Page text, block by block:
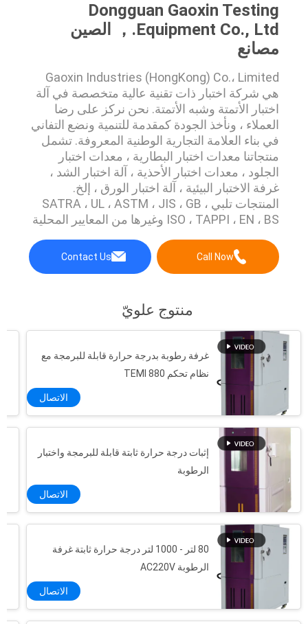
Dongguan Gaoxin Testing
Equipment Co., Ltd.， الصين
مصانع
Gaoxin Industries (HongKong) Co.، Limited
هي شركة اختبار ذات تقنية عالية متخصصة في آلة
اختبار الأتمتة وشبه الأتمتة. نحن نركز على رضا
العملاء ، ونأخذ الجودة كمقدمة للتنمية ونضع التفاني
في بناء العلامة التجارية الوطنية المعروفة. تشمل
منتجاتنا معدات اختبار البطارية ، معدات اختبار
الجلود ، معدات اختبار الأحذية ، آلة اختبار الشد ،
غرفة الاختبار البيئية ، آلة اختبار الورق ، إلخ.
المنتجات تلبي SATRA ، UL ، ASTM ، JIS ، GB ،
ISO ، TAPPI ، EN ، BS وغيرها من المعايير المحلية
الابتكار التكنولوجي ". فريقنا مؤهل جيدًا ومبتكر
يتكون من مهندسين وموظفين مب...
Call Now
Contact Us
منتوج علويّ
غرفة رطوبة بدرجة حرارة قابلة للبرمجة مع
نظام تحكم TEMI 880
الاتصال
إثبات درجة حرارة ثابتة قابلة للبرمجة واختبار
الرطوبة
الاتصال
80 لتر - 1000 لتر درجة حرارة ثابتة غرفة
الرطوبة AC220V
الاتصال